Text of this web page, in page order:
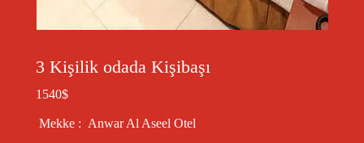
3 Kişilik odada Kişibaşı
1540$
Mekke : Anwar Al Aseel Otel